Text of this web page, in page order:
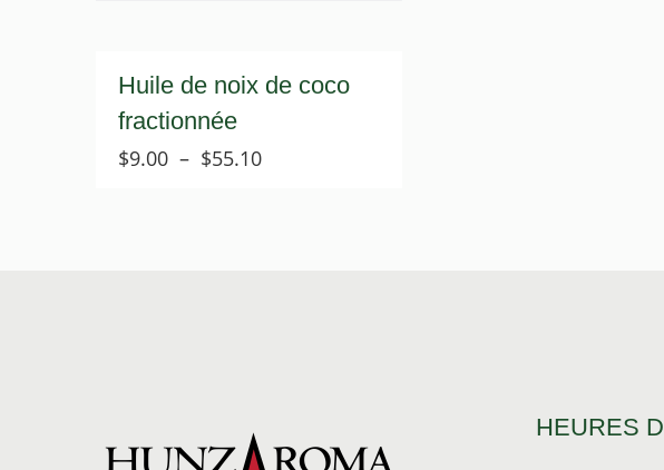
Huile de noix de coco
fractionnée
$9.00 – $55.10Plage
HEURES